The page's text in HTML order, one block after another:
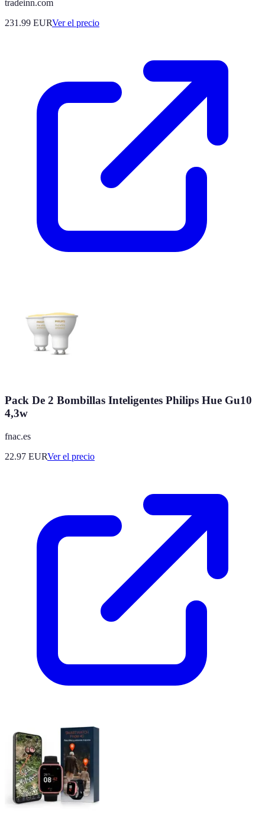
tradeinn.com
231.99 EURVer el precio
Pack De 2 Bombillas Inteligentes Philips Hue Gu10
4,3w
fnac.es
22.97 EURVer el precio